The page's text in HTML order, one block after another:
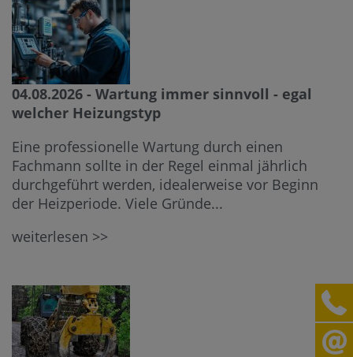
04.08.2026 - Wartung immer sinnvoll - egal
welcher Heizungstyp
Eine professionelle Wartung durch einen
Fachmann sollte in der Regel einmal jährlich
durchgeführt werden, idealerweise vor Beginn
der Heizperiode. Viele Gründe...
weiterlesen >>